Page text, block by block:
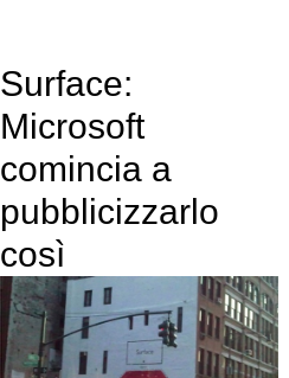
Surface:
Microsoft
comincia a
pubblicizzarlo
così